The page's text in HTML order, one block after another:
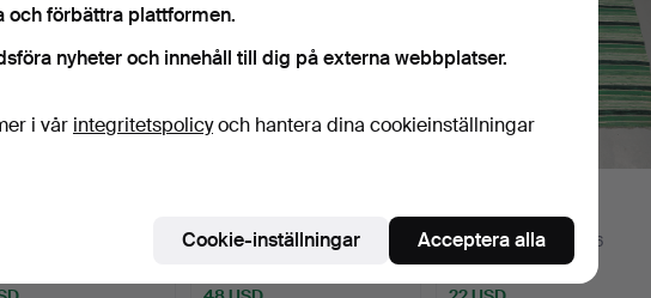
Klubbades 13 maj 2026
Klubbades 13 maj 2026
1 bud
och förbättra plattformen.
nyheter och innehåll till dig på externa webbplatser.
i vår integritetspolicyoch hantera dina cookieinställningar
Cookie-inställningar Acceptera alla